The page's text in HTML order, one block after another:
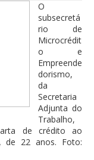
O
subsecretá
rio de
Microcrédit
o e
Empreende
dorismo,
da
Secretaria
Adjunta do
Trabalho,
de crédito ao
de 22 anos. Foto: